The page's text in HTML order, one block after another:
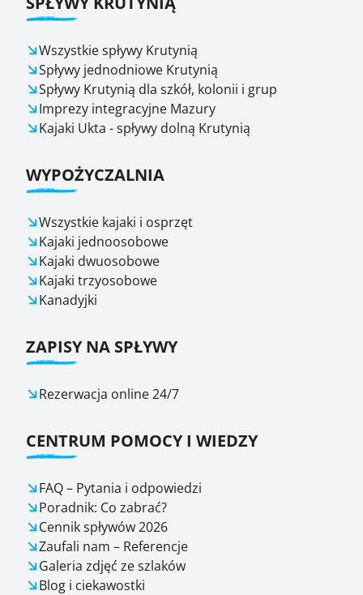
Wszystkie spływy Krutynią
Spływy jednodniowe Krutynią
Spływy Krutynią dla szkół, kolonii i grup
Imprezy integracyjne Mazury
Kajaki Ukta - spływy dolną Krutynią
WYPOŻYCZALNIA
Wszystkie kajaki i osprzęt
Kajaki jednoosobowe
Kajaki dwuosobowe
Kajaki trzyosobowe
Kanadyjki
ZAPISY NA SPŁYWY
Rezerwacja online 24/7
CENTRUM POMOCY I WIEDZY
FAQ – Pytania i odpowiedzi
Poradnik: Co zabrać?
Cennik spływów 2026
Zaufali nam – Referencje
Galeria zdjęć ze szlaków
Blog i ciekawostki